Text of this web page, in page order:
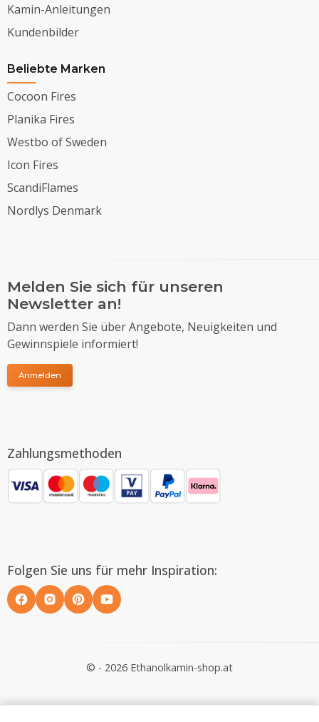
Kamin-Anleitungen
Kundenbilder
Beliebte Marken
Cocoon Fires
Planika Fires
Westbo of Sweden
Icon Fires
ScandiFlames
Nordlys Denmark
Melden Sie sich für unseren
Newsletter an!
Dann werden Sie über Angebote, Neuigkeiten und
Gewinnspiele informiert!
Anmelden
Zahlungsmethoden
Folgen Sie uns für mehr Inspiration:
© - 2026 Ethanolkamin-shop.at